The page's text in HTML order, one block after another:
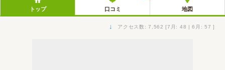
トップ 口コミ 地図
↓ アクセス数: 7,562 [7月: 48 | 6月: 57 ]